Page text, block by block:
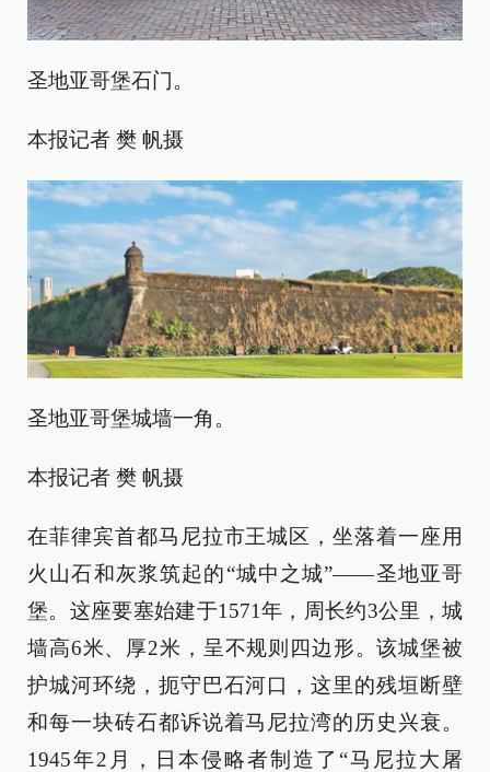
圣地亚哥堡石门。
本报记者 樊 帆摄
圣地亚哥堡城墙一角。
本报记者 樊 帆摄
在菲律宾首都马尼拉市王城区，坐落着一座用
火山石和灰浆筑起的“城中之城”——圣地亚哥
堡。这座要塞始建于1571年，周长约3公里，城
墙高6米、厚2米，呈不规则四边形。该城堡被
护城河环绕，扼守巴石河口，这里的残垣断壁
和每一块砖石都诉说着马尼拉湾的历史兴衰。
1945年2月，日本侵略者制造了“马尼拉大屠